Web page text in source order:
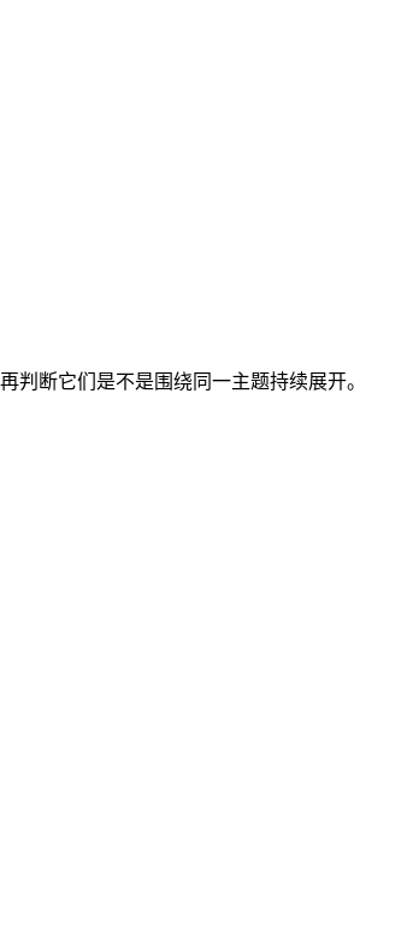
判断它们是不是围绕同一主题持续展开。